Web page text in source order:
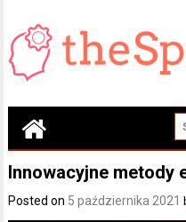
content
Innowacyjne metody
Posted on 5 października 2021